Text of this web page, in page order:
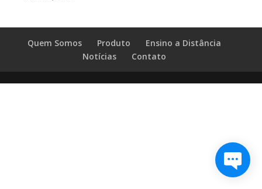
Quem Somos Produto
Ensino a Distância
Notícias
Contato